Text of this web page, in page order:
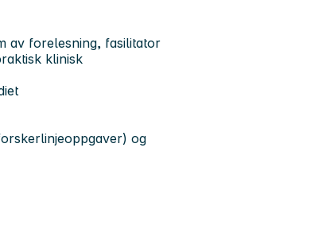
av forelesning, fasilitator
klinisk
og